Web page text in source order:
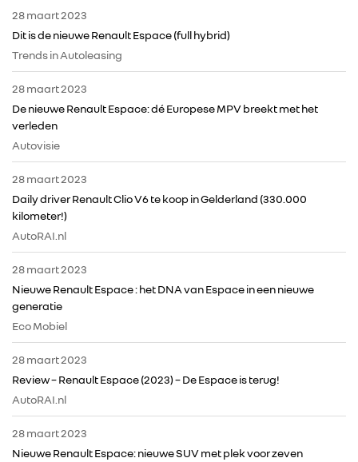
RENAULT
DACIA
ALPINE
ALLIANCE
FOTO’S & VIDEO’S
IN DE MEDIA
28 maart 2023
Dit is de nieuwe Renault Espace (full hybrid)
Trends in Autoleasing
28 maart 2023
De nieuwe Renault Espace: dé Europese MPV breekt met het
verleden
Autovisie
28 maart 2023
Daily driver Renault Clio V6 te koop in Gelderland (330.000
kilometer!)
AutoRAI.nl
28 maart 2023
Nieuwe Renault Espace : het DNA van Espace in een nieuwe
generatie
Eco Mobiel
28 maart 2023
Review – Renault Espace (2023) – De Espace is terug!
AutoRAI.nl
28 maart 2023
Nieuwe Renault Espace: nieuwe SUV met plek voor zeven